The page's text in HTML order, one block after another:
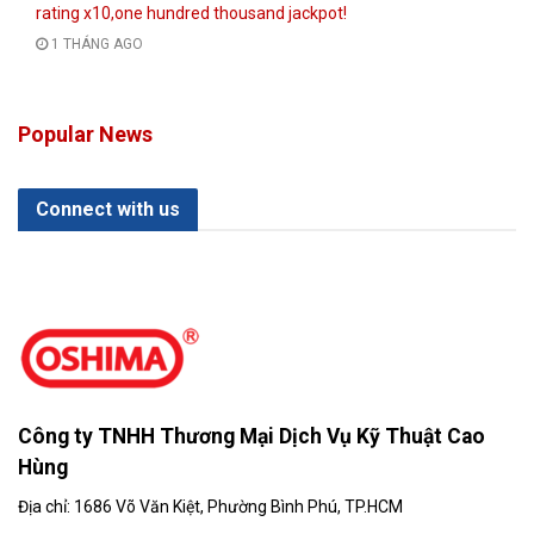
rating x10,one hundred thousand jackpot!
1 THÁNG AGO
Popular News
Connect with us
Công ty TNHH Thương Mại Dịch Vụ Kỹ Thuật Cao
Hùng
Địa chỉ: 1686 Võ Văn Kiệt, Phường Bình Phú, TP.HCM